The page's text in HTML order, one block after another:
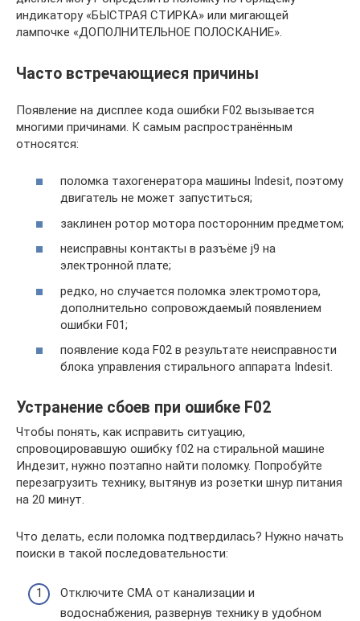
индикатору «БЫСТРАЯ СТИРКА» или мигающей
лампочке «ДОПОЛНИТЕЛЬНОЕ ПОЛОСКАНИЕ».
Часто встречающиеся причины
Появление на дисплее кода ошибки F02 вызывается
многими причинами. К самым распространённым
относятся:
поломка тахогенератора машины Indesit, поэтому
двигатель не может запуститься;
заклинен ротор мотора посторонним предметом;
неисправны контакты в разъёме j9 на
электронной плате;
редко, но случается поломка электромотора,
дополнительно сопровождаемый появлением
ошибки F01;
появление кода F02 в результате неисправности
блока управления стирального аппарата Indesit.
Устранение сбоев при ошибке F02
Чтобы понять, как исправить ситуацию,
спровоцировавшую ошибку f02 на стиральной машине
Индезит, нужно поэтапно найти поломку. Попробуйте
перезагрузить технику, вытянув из розетки шнур питания
на 20 минут.
Что делать, если поломка подтвердилась? Нужно начать
поиски в такой последовательности:
Отключите СМА от канализации и
водоснабжения, развернув технику в удобном